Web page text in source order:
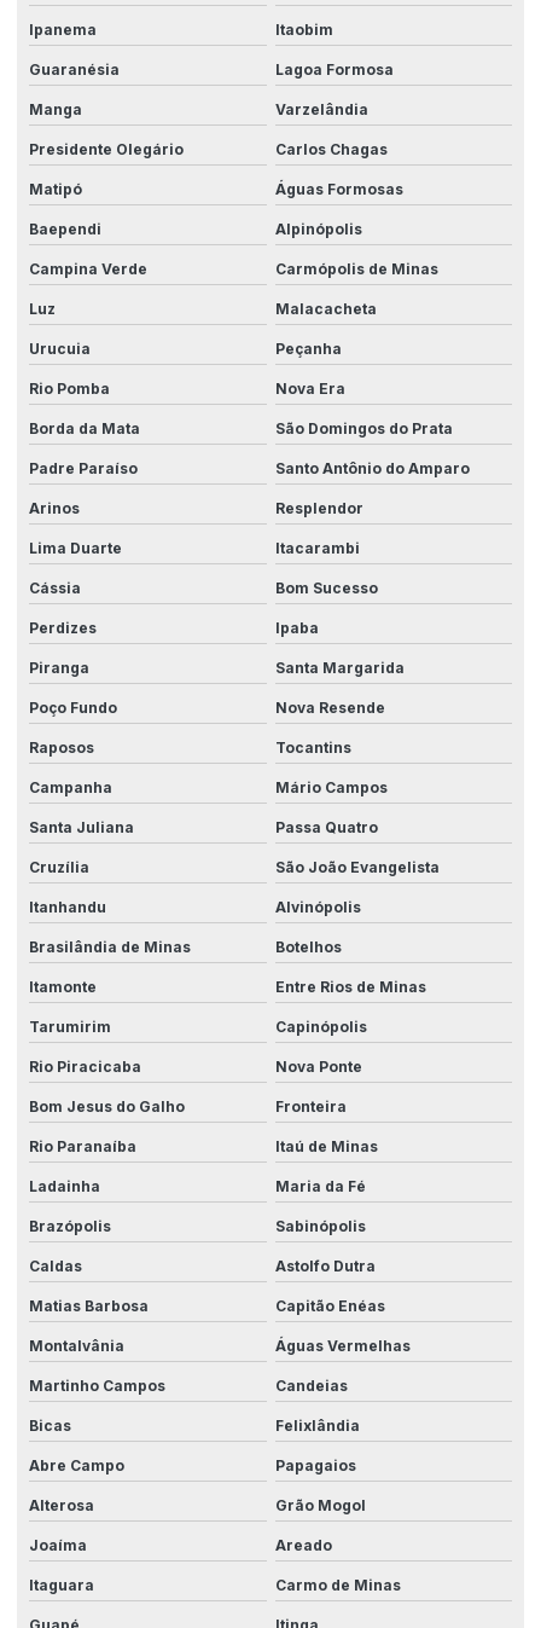
Ipanema Itaobim
Guaranésia Lagoa Formosa
Manga Varzelândia
Presidente Olegário Carlos Chagas
Matipó Águas Formosas
Baependi Alpinópolis
Campina Verde Carmópolis de Minas
Luz Malacacheta
Urucuia Peçanha
Rio Pomba Nova Era
Borda da Mata São Domingos do Prata
Padre Paraíso Santo Antônio do Amparo
Arinos Resplendor
Lima Duarte Itacarambi
Cássia Bom Sucesso
Perdizes Ipaba
Piranga Santa Margarida
Poço Fundo Nova Resende
Raposos Tocantins
Campanha Mário Campos
Santa Juliana Passa Quatro
Cruzília São João Evangelista
Itanhandu Alvinópolis
Brasilândia de Minas Botelhos
Itamonte Entre Rios de Minas
Tarumirim Capinópolis
Rio Piracicaba Nova Ponte
Bom Jesus do Galho Fronteira
Rio Paranaíba Itaú de Minas
Ladainha Maria da Fé
Brazópolis Sabinópolis
Caldas Astolfo Dutra
Matias Barbosa Capitão Enéas
Montalvânia Águas Vermelhas
Martinho Campos Candeias
Bicas Felixlândia
Abre Campo Papagaios
Alterosa Grão Mogol
Joaíma Areado
Itaguara Carmo de Minas